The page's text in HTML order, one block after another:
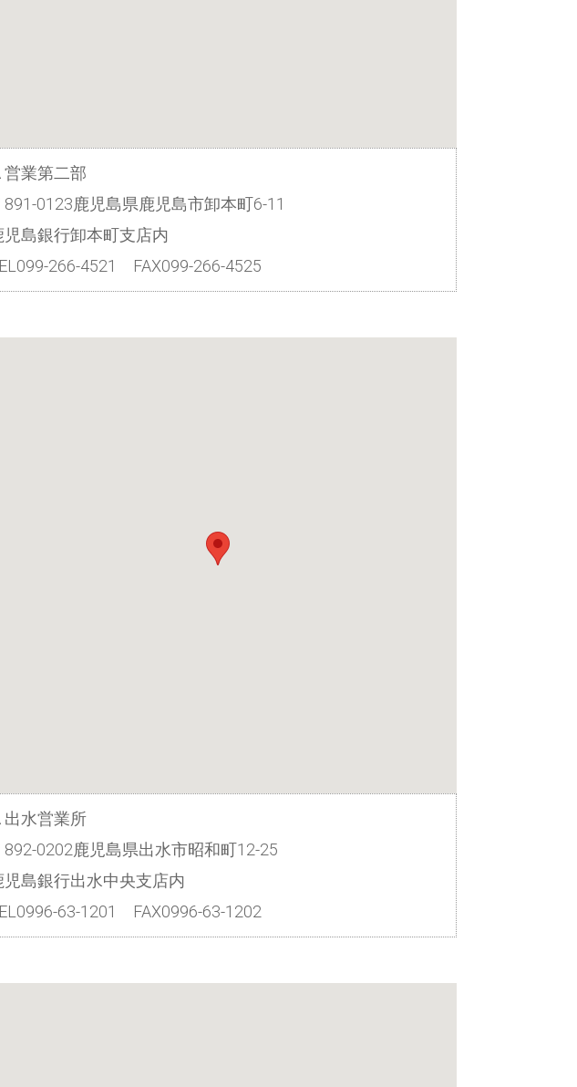
業第二部
891-0123鹿児島県鹿児島市卸本町6-11
児島銀行卸本町支店内
266-4521 FAX099-266-4525
水営業所
892-0202鹿児島県出水市昭和町12-25
児島銀行出水中央支店内
63-1201 FAX0996-63-1202